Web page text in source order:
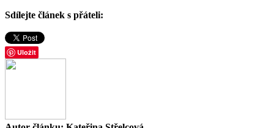
Sdílejte článek s přáteli:
Uložit